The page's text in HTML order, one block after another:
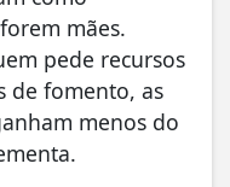
mães.
pede recursos
de fomento, as
menos do